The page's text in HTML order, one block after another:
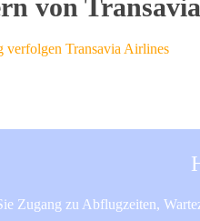
von
verfolgen Transavia Airlines
Zugang zu Abflugzeiten,